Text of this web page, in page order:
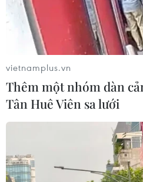
Thảm họa động đất tại
vietnamplus.vn
Thêm một nhóm dàn
Tân Huê Viên sa lưới